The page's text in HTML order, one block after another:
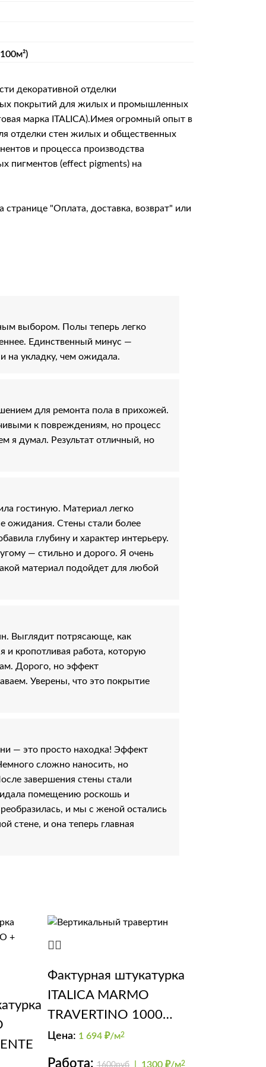
декоративной отделки
покрытий для жилых и промышленных
марка ITALICA).Имея огромный опыт в
отделки стен жилых и общественных
и процесса производства
пигментов (effect pigments) на
странице "Оплата, доставка, возврат" или
выбором. Полы теперь легко
Единственный минус —
на укладку, чем ожидала.
для ремонта пола в прихожей.
к повреждениям, но процесс
я думал. Результат отличный, но
гостиную. Материал легко
ожидания. Стены стали более
глубину и характер интерьеру.
— стильно и дорого. Я очень
материал подойдет для любой
Выглядит потрясающе, как
и кропотливая работа, которую
Дорого, но эффект
Уверены, что это покрытие
— это просто находка! Эффект
сложно наносить, но
завершения стены стали
помещению роскошь и
и мы с женой остались
стене, и она теперь главная
Фактурная штукатурка
ITALICA MARMO
TRAVERTINO 1000
(эффект травертин)
Цена: 1 694 ₽/м2
Работа: 1600руб| 1300 ₽/м2